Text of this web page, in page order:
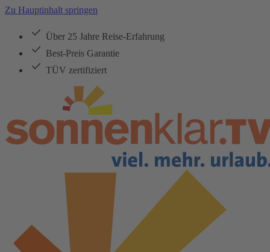
Zu Hauptinhalt springen
Über 25 Jahre Reise-Erfahrung
Best-Preis Garantie
TÜV zertifiziert